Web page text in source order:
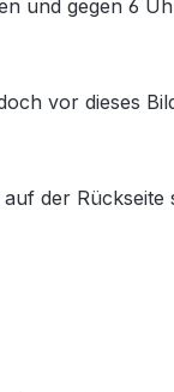
und gegen 6
vor dieses
der Rückseite